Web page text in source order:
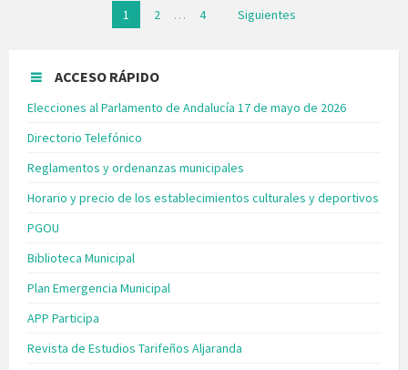
1 2 … 4 Siguientes
ACCESO RÁPIDO
Elecciones al Parlamento de Andalucía 17 de mayo de 2026
Directorio Telefónico
Reglamentos y ordenanzas municipales
Horario y precio de los establecimientos culturales y deportivos
PGOU
Biblioteca Municipal
Plan Emergencia Municipal
APP Participa
Revista de Estudios Tarifeños Aljaranda